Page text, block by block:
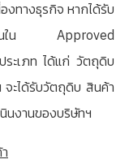
งทางธุรกิจ หากได้รับ
บียนใน Approved
ะเภท ได้แก่ วัตถุดิบ
จะได้รับวัตถุดิบ สินค้า
นงานของบริษัทฯ